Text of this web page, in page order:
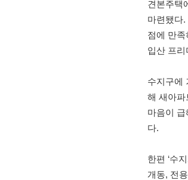
견본주택
마련됐다
점에 만
입산 프
수지구에
해 새아파
마음이
다.
한편 ‘수
개동, 전